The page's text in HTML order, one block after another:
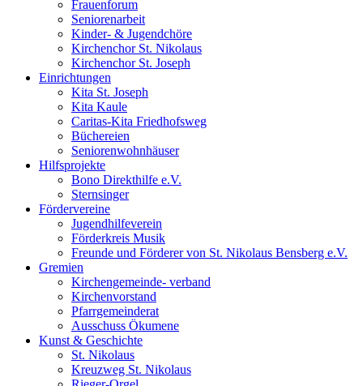
Frauenforum
Seniorenarbeit
Kinder- & Jugendchöre
Kirchenchor St. Nikolaus
Kirchenchor St. Joseph
Einrichtungen
Kita St. Joseph
Kita Kaule
Caritas-Kita Friedhofsweg
Büchereien
Seniorenwohnhäuser
Hilfsprojekte
Bono Direkthilfe e.V.
Sternsinger
Fördervereine
Jugendhilfeverein
Förderkreis Musik
Freunde und Förderer von St. Nikolaus Bensberg e.V.
Gremien
Kirchengemeinde- verband
Kirchenvorstand
Pfarrgemeinderat
Ausschuss Ökumene
Kunst & Geschichte
St. Nikolaus
Kreuzweg St. Nikolaus